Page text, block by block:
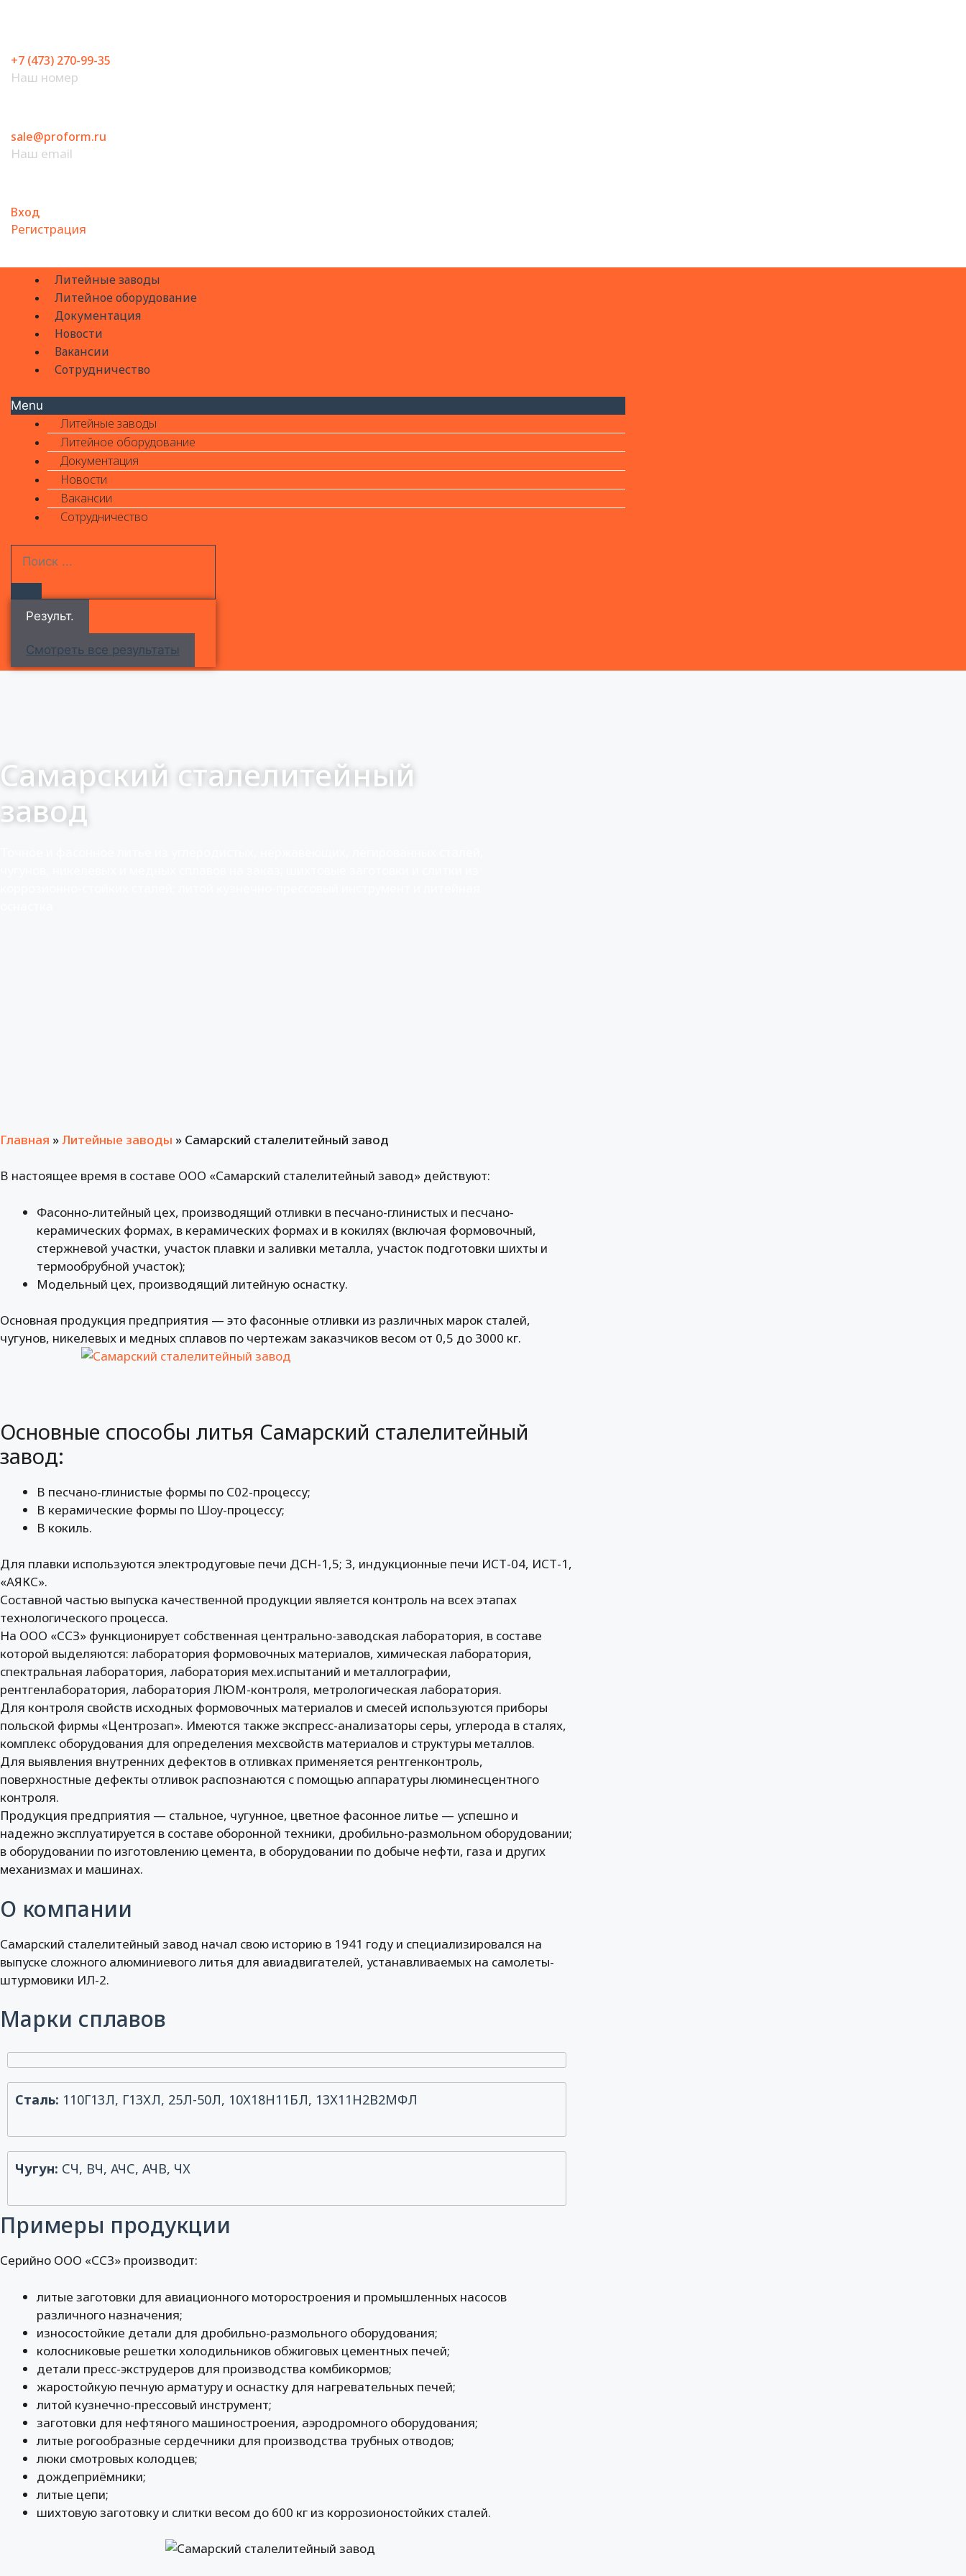
+7 (473) 270-99-35
Наш номер
sale@proform.ru
Наш email
Вход
Регистрация
Литейные заводы
Литейное оборудование
Документация
Новости
Вакансии
Сотрудничество
Menu
Литейные заводы
Литейное оборудование
Документация
Новости
Вакансии
Сотрудничество
Результ.
Смотреть все результаты
Самарский сталелитейный
завод
Главная »Литейные заводы » Самарский сталелитейный завод
В настоящее время в составе ООО «Самарский сталелитейный завод» действуют:
Фасонно-литейный цех, производящий отливки в песчано-глинистых и песчано-
керамических формах, в керамических формах и в кокилях (включая формовочный,
стержневой участки, участок плавки и заливки металла, участок подготовки шихты и
термообрубной участок);
Модельный цех, производящий литейную оснастку.
Основная продукция предприятия — это фасонные отливки из различных марок сталей,
чугунов, никелевых и медных сплавов по чертежам заказчиков весом от 0,5 до 3000 кг.
Основные способы литья Самарский сталелитейный
завод:
В песчано-глинистые формы по С02-процессу;
В керамические формы по Шоу-процессу;
В кокиль.
Для плавки используются электродуговые печи ДСН-1,5; 3, индукционные печи ИСТ-04, ИСТ-1,
«АЯКС».
Составной частью выпуска качественной продукции является контроль на всех этапах
технологического процесса.
На ООО «ССЗ» функционирует собственная центрально-заводская лаборатория, в составе
которой выделяются: лаборатория формовочных материалов, химическая лаборатория,
спектральная лаборатория, лаборатория мех.испытаний и металлографии,
рентгенлаборатория, лаборатория ЛЮМ-контроля, метрологическая лаборатория.
Для контроля свойств исходных формовочных материалов и смесей используются приборы
польской фирмы «Центрозап». Имеются также экспресс-анализаторы серы, углерода в сталях,
комплекс оборудования для определения мехсвойств материалов и структуры металлов.
Для выявления внутренних дефектов в отливках применяется рентгенконтроль,
поверхностные дефекты отливок распознаются с помощью аппаратуры люминесцентного
контроля.
Продукция предприятия — стальное, чугунное, цветное фасонное литье — успешно и
надежно эксплуатируется в составе оборонной техники, дробильно-размольном оборудовании;
в оборудовании по изготовлению цемента, в оборудовании по добыче нефти, газа и других
механизмах и машинах.
О компании
Самарский сталелитейный завод начал свою историю в 1941 году и специализировался на
выпуске сложного алюминиевого литья для авиадвигателей, устанавливаемых на самолеты-
штурмовики ИЛ-2.
Марки сплавов
Сталь: 110Г13Л, Г13ХЛ, 25Л-50Л, 10Х18Н11БЛ, 13Х11Н2В2МФЛ
Чугун: СЧ, ВЧ, АЧС, АЧВ, ЧХ
Примеры продукции
Серийно ООО «ССЗ» производит:
литые заготовки для авиационного моторостроения и промышленных насосов
различного назначения;
износостойкие детали для дробильно-размольного оборудования;
колосниковые решетки холодильников обжиговых цементных печей;
детали пресс-экструдеров для производства комбикормов;
жаростойкую печную арматуру и оснастку для нагревательных печей;
литой кузнечно-прессовый инструмент;
заготовки для нефтяного машиностроения, аэродромного оборудования;
литые рогообразные сердечники для производства трубных отводов;
люки смотровых колодцев;
дождеприёмники;
литые цепи;
шихтовую заготовку и слитки весом до 600 кг из коррозионостойких сталей.